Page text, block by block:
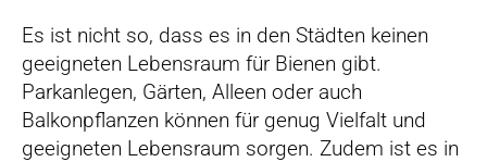
Es ist nicht so, dass es in den Städten keinen
geeigneten Lebensraum für Bienen gibt.
Parkanlegen, Gärten, Alleen oder auch
Balkonpflanzen können für genug Vielfalt und
geeigneten Lebensraum sorgen. Zudem ist es in